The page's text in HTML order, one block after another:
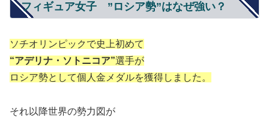
フィギュア女子 ”ロシア勢”はなぜ強い？
ソチオリンピックで史上初めて
“アデリナ・ソトニコア”選手が
ロシア勢として個人金メダルを獲得しました。
それ以降世界の勢力図が